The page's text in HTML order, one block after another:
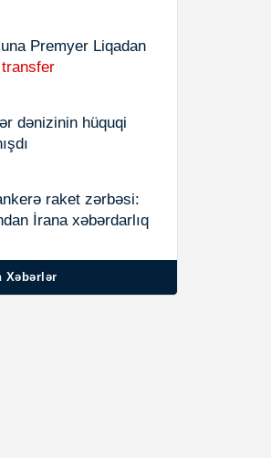
Premyer Liqadan
dənizinin hüquqi
raket zərbəsi:
İrana xəbərdarlıq
Xəbərlər